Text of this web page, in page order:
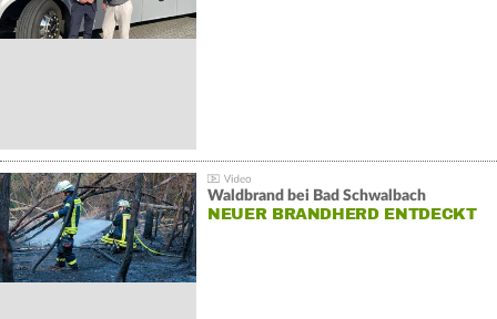
Waldbrand bei Bad Schwalbach
NEUER BRANDHERD ENTDECKT